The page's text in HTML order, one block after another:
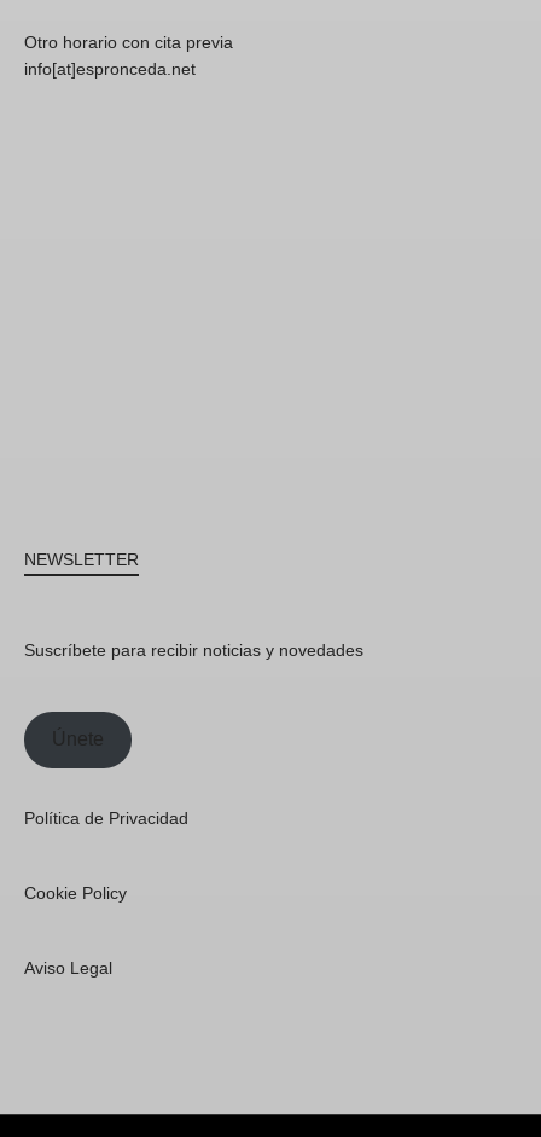
Otro horario con cita previa
info[at]espronceda.net
NEWSLETTER
Suscríbete para recibir noticias y novedades
Únete
Política de Privacidad
Cookie Policy
Aviso Legal